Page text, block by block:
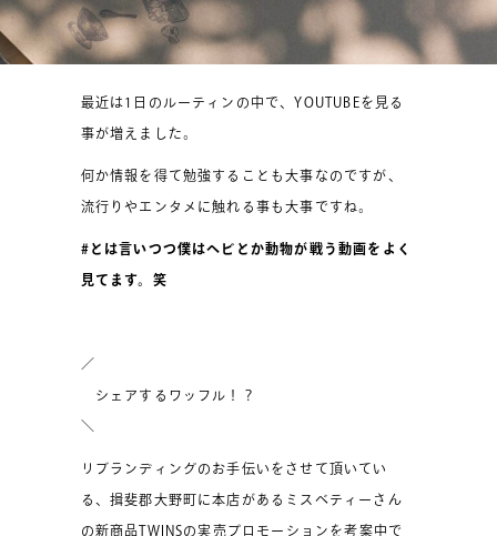
最近は1日のルーティンの中で、YOUTUBEを見る
事が増えました。
何か情報を得て勉強することも大事なのですが、
流行りやエンタメに触れる事も大事ですね。
#とは言いつつ僕はヘビとか動物が戦う動画をよく
見てます。笑
／
シェアするワッフル！？
＼
リブランディングのお手伝いをさせて頂いてい
る、揖斐郡大野町に本店があるミスベティーさん
の新商品TWINSの実売プロモーションを考案中で